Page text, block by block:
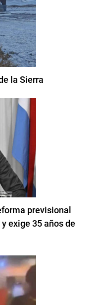
la Sierra
previsional
exige 35 años de